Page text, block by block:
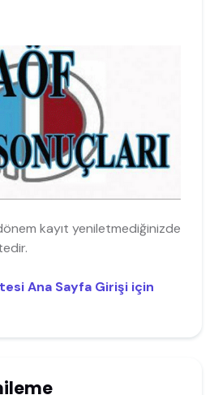
kayıt yeniletmediğinizde
Ana Sayfa Girişi için